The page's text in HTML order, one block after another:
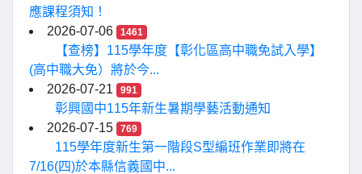
應課程須知！
2026-07-06
1461
【查榜】115學年度【彰化區高中職免試入學】
(高中職大免）將於今...
2026-07-21
991
彰興國中115年新生暑期學藝活動通知
2026-07-15
769
115學年度新生第一階段S型編班作業即將在
7/16(四)於本縣信義國中...